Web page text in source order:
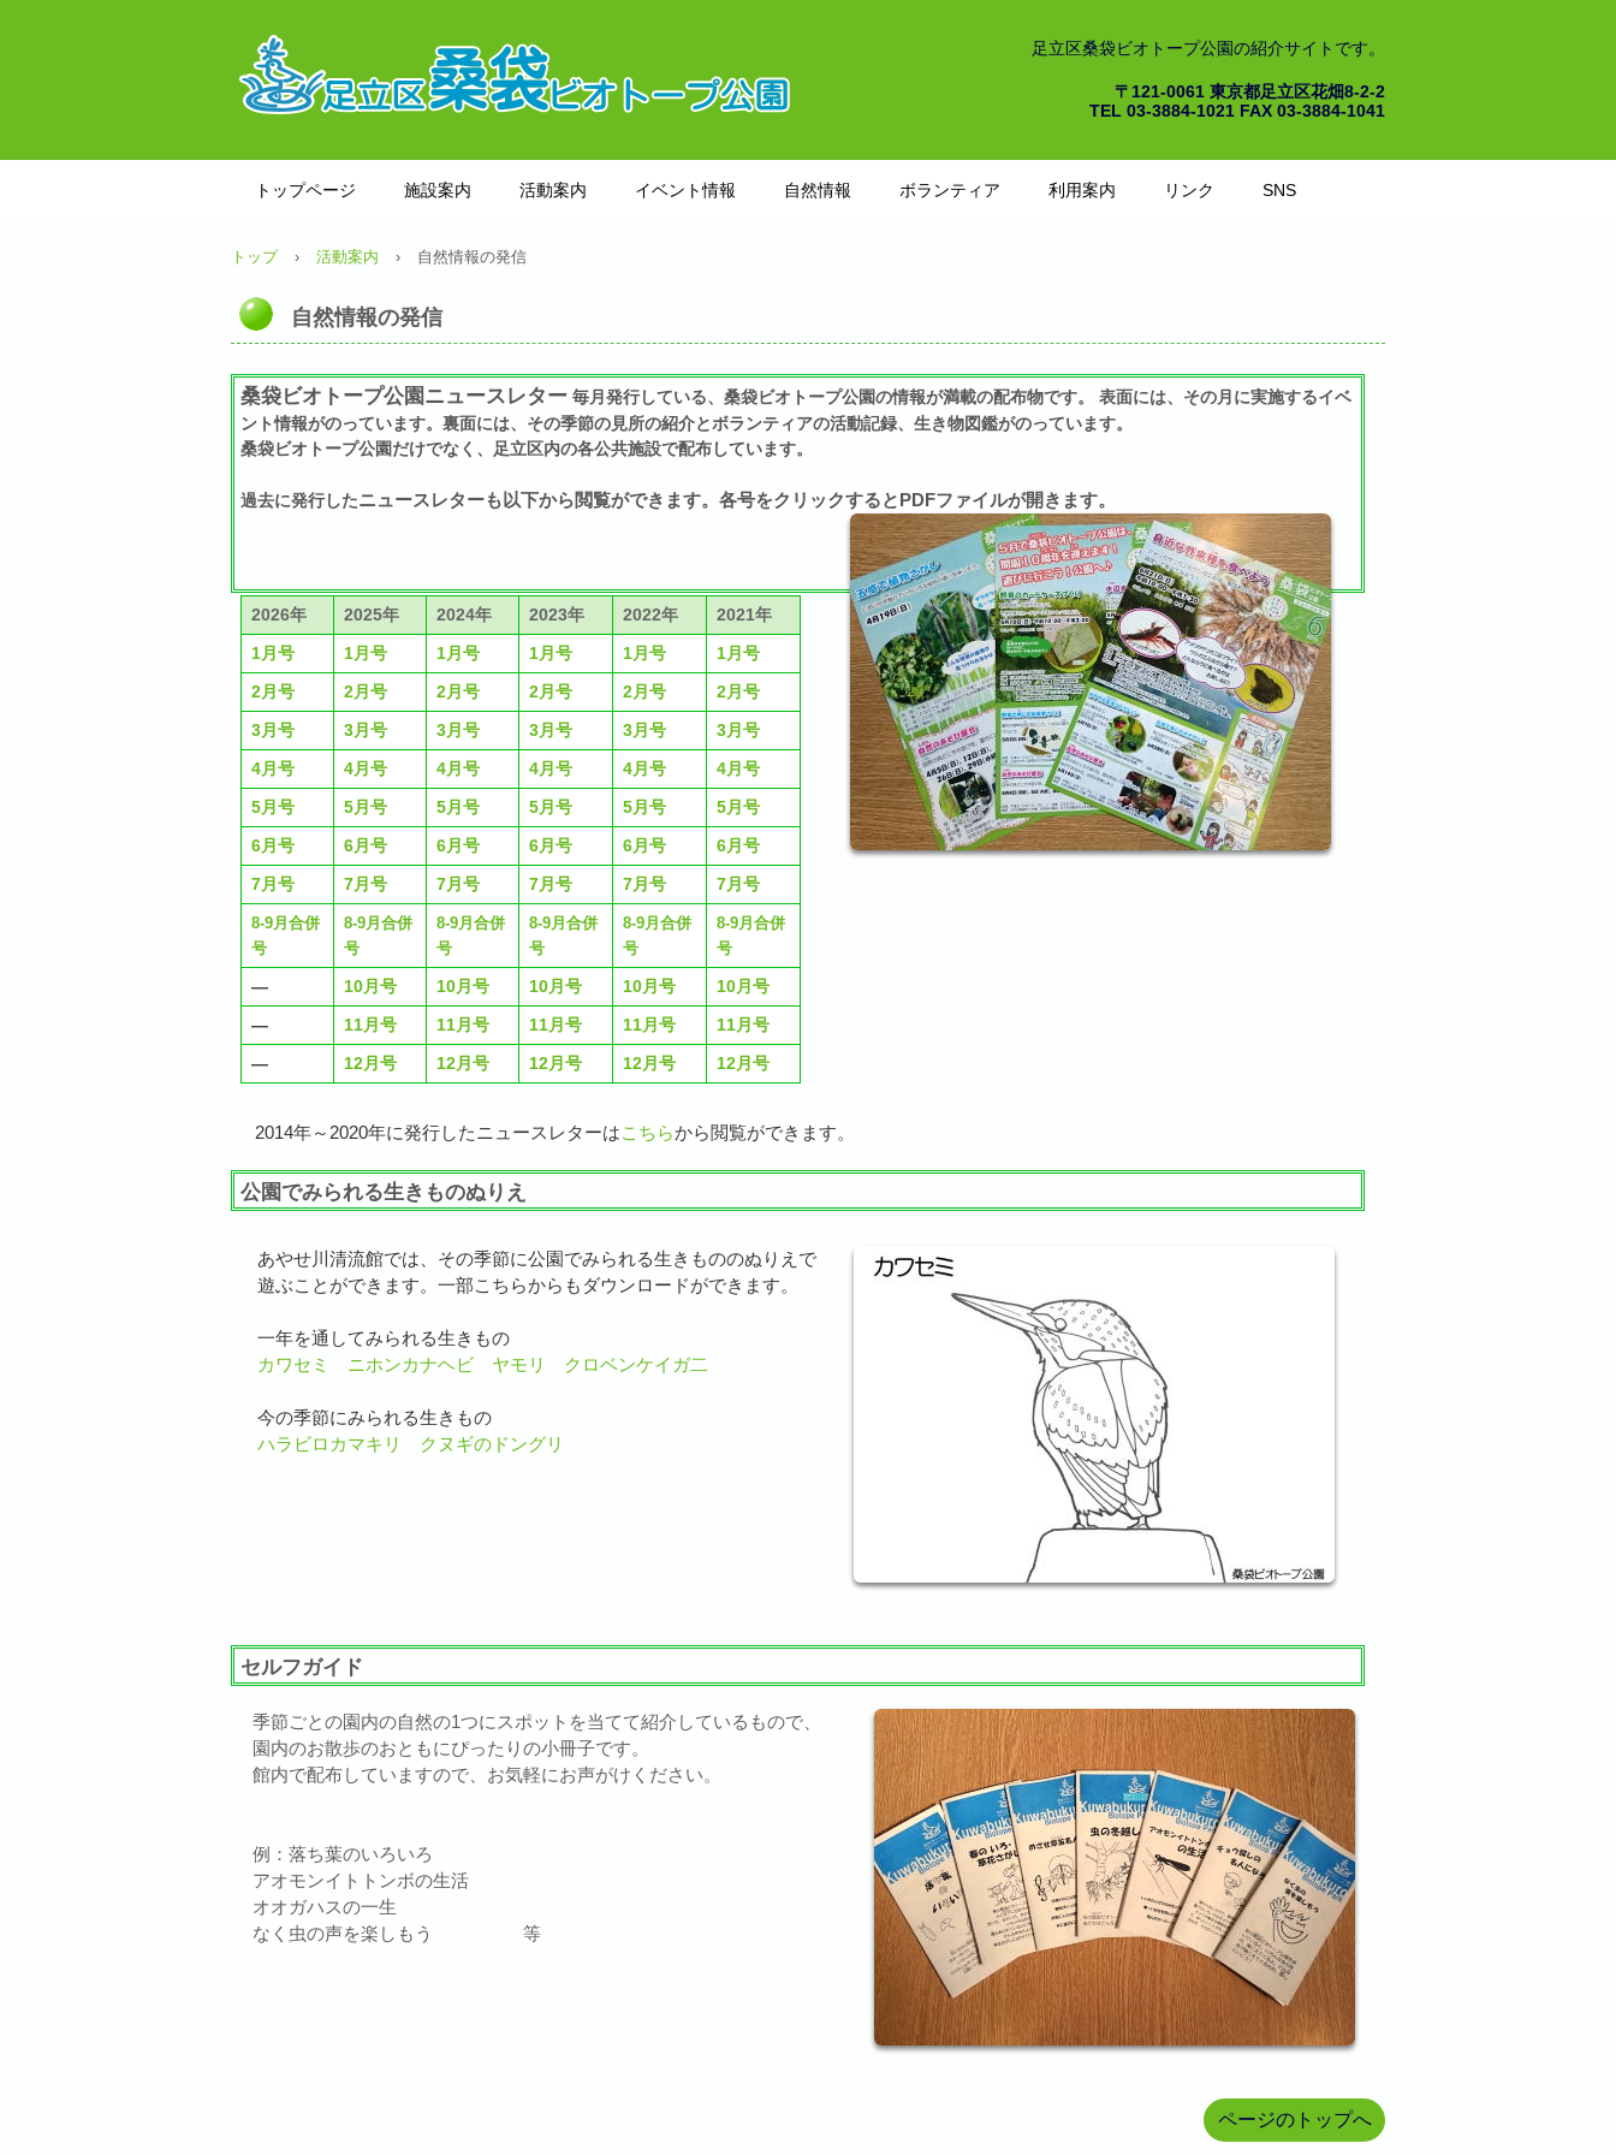
足立区桑袋ビオトープ公園の紹介サイトです。
〒121-0061 東京都足立区花畑8-2-2
TEL 03-3884-1021 FAX 03-3884-1041
トップページ 施設案内 活動案内 イベント情報 自然情報 ボランティア 利用案内 リンク SNS
トップ › 活動案内 › 自然情報の発信
自然情報の発信
桑袋ビオトープ公園ニュースレター 毎月発行している、桑袋ビオトープ公園の情報が満載の配布物です。 表面には、その月に実施するイベ
ント情報がのっています。裏面には、その季節の見所の紹介とボランティアの活動記録、生き物図鑑がのっています。
桑袋ビオトープ公園だけでなく、足立区内の各公共施設で配布しています。
過去に発行したニュースレターも以下から閲覧ができます。各号をクリックするとPDFファイルが開きます。
2026年 2025年 2024年 2023年 2022年
2021年
1月号
1月号 1月号 1月号 1月号
1月号
2月号
2月号 2月号 2月号 2月号
2月号
3月号
3月号 3月号 3月号 3月号
3月号
4月号
4月号 4月号 4月号 4月号
4月号
5月号
5月号 5月号 5月号 5月号
5月号
6月号
6月号 6月号 6月号 6月号
6月号
7月号
7月号 7月号 7月号 7月号 7月号
8-9月合併
号
8-9月合併
号
8-9月合併
号
8-9月合併
号
8-9月合併
号
8-9月合併
号
― 10月号 10月号 10月号 10月号
10月号
―
11月号 11月号 11月号 11月号
11月号
―
12月号 12月号 12月号 12月号 12月号
2014年～2020年に発行したニュースレターはこちらから閲覧ができます。
公園でみられる生きものぬりえ
あやせ川清流館では、その季節に公園でみられる生きもののぬりえで
遊ぶことができます。一部こちらからもダウンロードができます。
一年を通してみられる生きもの
カワセミ
ニホンカナヘビ ヤモリ クロベンケイガ二
今の季節にみられる生きもの
ハラビロカマキリ
クヌギのドングリ
セルフガイド
季節ごとの園内の自然の1つにスポットを当てて紹介しているもので、
園内のお散歩のおともにぴったりの小冊子です。
館内で配布していますので、お気軽にお声がけください。
例：落ち葉のいろいろ
アオモンイトトンボの生活
オオガハスの一生
なく虫の声を楽しもう 等
ページのトップへ